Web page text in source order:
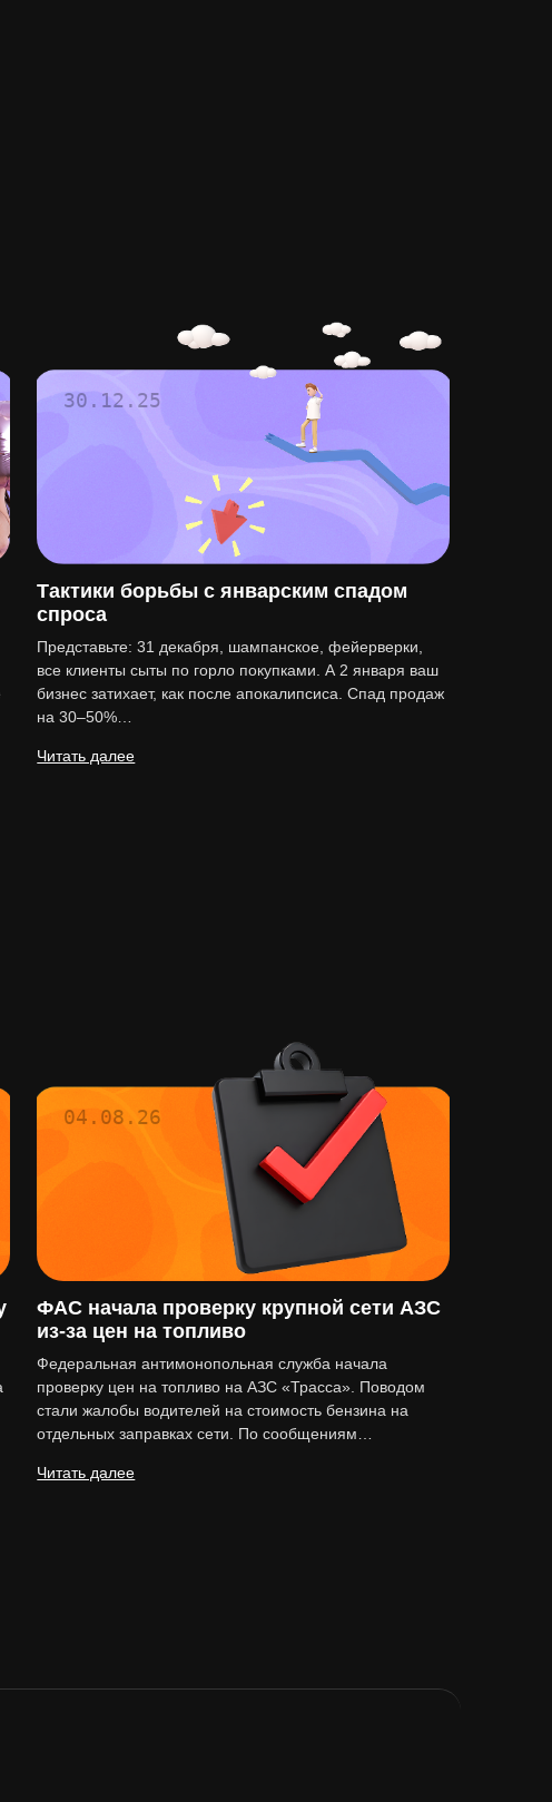
30.12.25
Тактики борьбы с январским спадом
спроса
Представьте: 31 декабря, шампанское, фейерверки,
все клиенты сыты по горло покупками. А 2 января ваш
бизнес затихает, как после апокалипсиса. Спад продаж
на 30–50%…
Читать далее
04.08.26
ФАС начала проверку крупной сети АЗС
из-за цен на топливо
Федеральная антимонопольная служба начала
проверку цен на топливо на АЗС «Трасса». Поводом
стали жалобы водителей на стоимость бензина на
отдельных заправках сети. По сообщениям…
Читать далее